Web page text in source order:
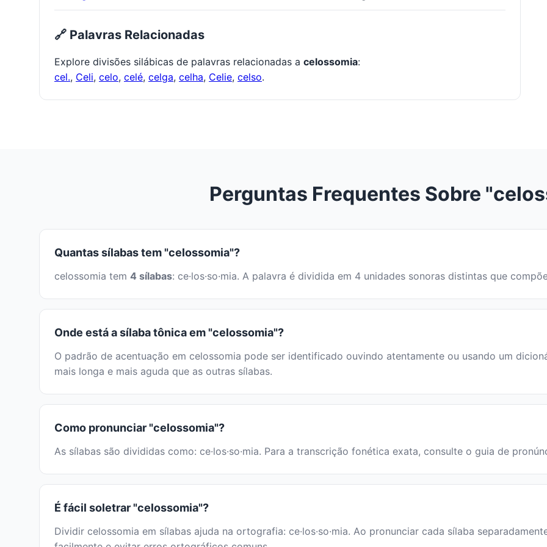
🔗 Palavras Relacionadas
Explore divisões silábicas de palavras relacionadas a celossomia:
cel., Celi, celo, celé, celga, celha, Celie, celso.
Perguntas Frequentes Sobre
Quantas sílabas tem "celossomia"?
celossomia tem 4 sílabas: ce·los·so·mia. A palavra é dividida em 4 unidades sonoras distintas que
Onde está a sílaba tônica em "celossomia"?
O padrão de acentuação em celossomia pode ser identificado ouvindo atentamente ou usando um
mais longa e mais aguda que as outras sílabas.
Como pronunciar "celossomia"?
As sílabas são divididas como: ce·los·so·mia. Para a transcrição fonética exata, consulte o guia de
É fácil soletrar "celossomia"?
Dividir celossomia em sílabas ajuda na ortografia: ce·los·so·mia. Ao pronunciar cada sílaba